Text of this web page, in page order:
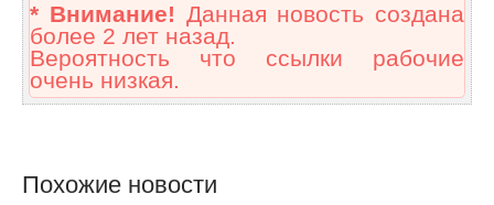
* Внимание! Данная новость создана
более 2 лет назад.
Вероятность что ссылки рабочие
очень низкая.
Похожие новости